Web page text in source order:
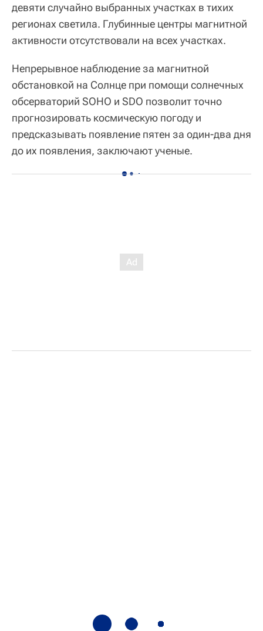
девяти случайно выбранных участках в тихих
регионах светила. Глубинные центры магнитной
активности отсутствовали на всех участках.
Непрерывное наблюдение за магнитной
обстановкой на Солнце при помощи солнечных
обсерваторий SOHO и SDO позволит точно
прогнозировать космическую погоду и
предсказывать появление пятен за один-два дня
до их появления, заключают ученые.